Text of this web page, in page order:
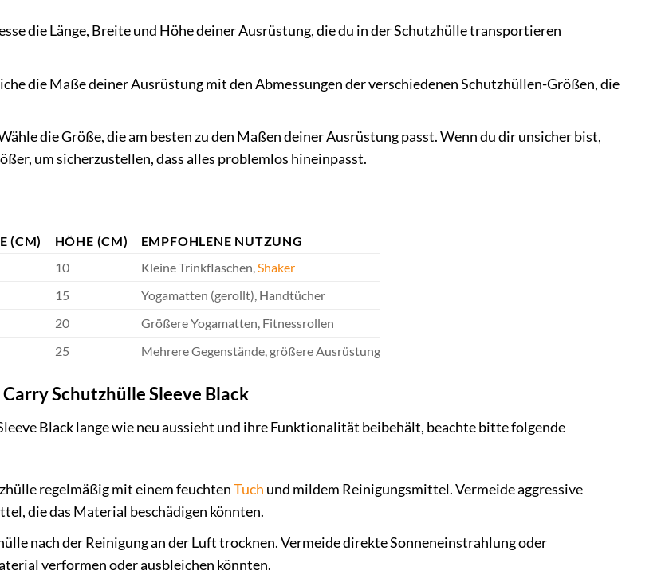
die Länge, Breite und Höhe deiner Ausrüstung, die du in der Schutzhülle transportieren
die Maße deiner Ausrüstung mit den Abmessungen der verschiedenen Schutzhüllen-Größen, die
die Größe, die am besten zu den Maßen deiner Ausrüstung passt. Wenn du dir unsicher bist,
um sicherzustellen, dass alles problemlos hineinpasst.
(CM) HÖHE (CM)
EMPFOHLENE NUTZUNG
10 Kleine Trinkflaschen,Shaker
15
Yogamatten (gerollt), Handtücher
20
Größere Yogamatten, Fitnessrollen
25 Mehrere Gegenstände, größere Ausrüstung
Schutzhülle Sleeve Black
Black lange wie neu aussieht und ihre Funktionalität beibehält, beachte bitte folgende
regelmäßig mit einem feuchtenTuch und mildem Reinigungsmittel. Vermeide aggressive
die das Material beschädigen könnten.
nach der Reinigung an der Luft trocknen. Vermeide direkte Sonneneinstrahlung oder
verformen oder ausbleichen könnten.